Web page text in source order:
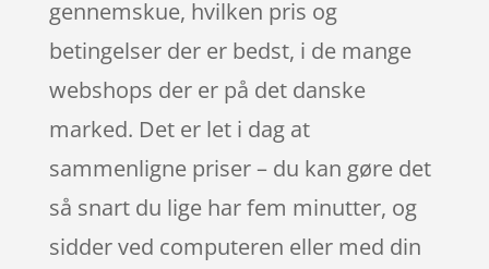
gennemskue, hvilken pris og
betingelser der er bedst, i de mange
webshops der er på det danske
marked. Det er let i dag at
sammenligne priser – du kan gøre det
så snart du lige har fem minutter, og
sidder ved computeren eller med din